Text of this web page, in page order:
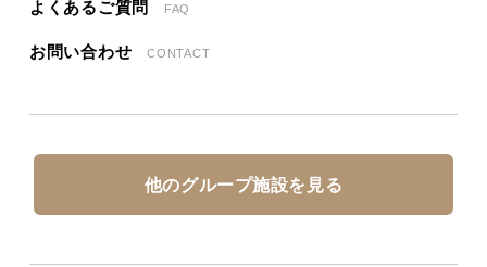
よくあるご質問 FAQ
お問い合わせ CONTACT
他のグループ施設を見る